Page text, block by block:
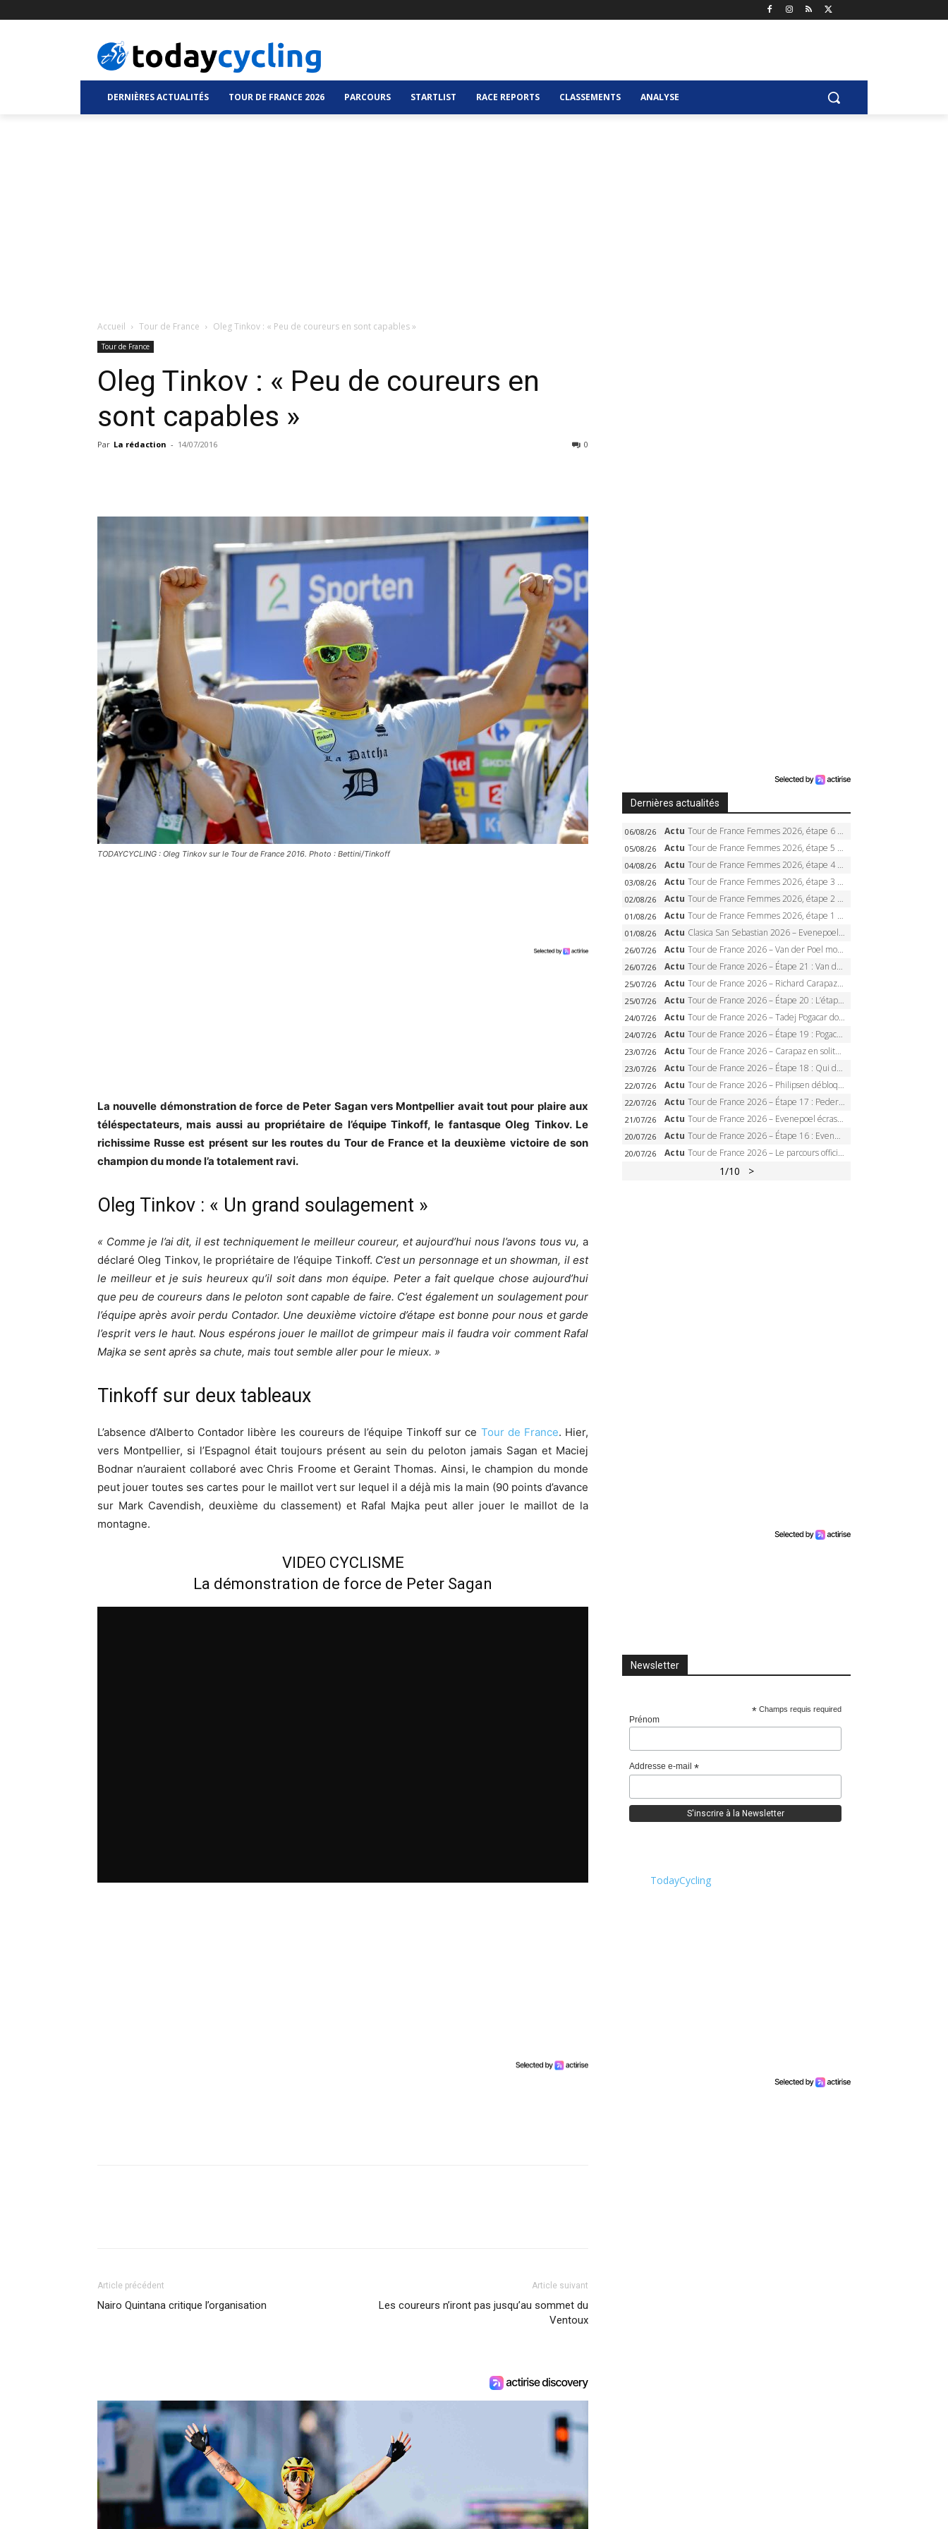
DERNIÈRES ACTUALITÉS TOUR DE FRANCE 2026 PARCOURS STARTLIST RACE REPORTS CLASSEMENTS ANALYSE
Accueil Tour de France Oleg Tinkov : « Peu de coureurs en sont capables »
Tour de France
Oleg Tinkov : « Peu de coureurs en
sont capables »
Par La rédaction - 14/07/2016 0
TODAYCYCLING : Oleg Tinkov sur le Tour de France 2016. Photo : Bettini/Tinkoff
La nouvelle démonstration de force de Peter Sagan vers Montpellier avait tout pour plaire aux
téléspectateurs, mais aussi au propriétaire de l’équipe Tinkoff, le fantasque Oleg Tinkov. Le
richissime Russe est présent sur les routes du Tour de France et la deuxième victoire de son
champion du monde l’a totalement ravi.
Oleg Tinkov : « Un grand soulagement »
« Comme je l’ai dit, il est techniquement le meilleur coureur, et aujourd’hui nous l’avons tous vu, a
déclaré Oleg Tinkov, le propriétaire de l’équipe Tinkoff. C’est un personnage et un showman, il est
le meilleur et je suis heureux qu’il soit dans mon équipe. Peter a fait quelque chose aujourd’hui
que peu de coureurs dans le peloton sont capable de faire. C’est également un soulagement pour
l’équipe après avoir perdu Contador. Une deuxième victoire d’étape est bonne pour nous et garde
l’esprit vers le haut. Nous espérons jouer le maillot de grimpeur mais il faudra voir comment Rafal
Majka se sent après sa chute, mais tout semble aller pour le mieux. »
Tinkoff sur deux tableaux
L’absence d’Alberto Contador libère les coureurs de l’équipe Tinkoff sur ce Tour de France. Hier,
vers Montpellier, si l’Espagnol était toujours présent au sein du peloton jamais Sagan et Maciej
Bodnar n’auraient collaboré avec Chris Froome et Geraint Thomas. Ainsi, le champion du monde
peut jouer toutes ses cartes pour le maillot vert sur lequel il a déjà mis la main (90 points d’avance
sur Mark Cavendish, deuxième du classement) et Rafal Majka peut aller jouer le maillot de la
montagne.
VIDEO CYCLISME
La démonstration de force de Peter Sagan
Article précédent
Nairo Quintana critique l’organisation
Article suivant
Les coureurs n’iront pas jusqu’au sommet du
Ventoux
Dernières actualités
06/08/26 Actu Tour de France Femmes 2026, étape 6 – Kim Le Court-Pienaar gagne à Tournon, Reusser en jaune
05/08/26 Actu Tour de France Femmes 2026, étape 5 – Demi Vollering gagne à Belleville, Reusser en jaune, Ferrand-Prévot coule
04/08/26 Actu Tour de France Femmes 2026, étape 4 – Marlen Reusser écrase le chrono, Ferrand-Prévot en crise
03/08/26 Actu Tour de France Femmes 2026, étape 3 – Sigrid Haugset en solitaire, 88 km d’échappée, maillot jaune
02/08/26 Actu Tour de France Femmes 2026, étape 2 – Lorena Wiebes doublé à Genève, Markus héroïque, 7e record
01/08/26 Actu Tour de France Femmes 2026, étape 1 – Lorena Wiebes intouchable à Lausanne, premier maillot jaune
01/08/26 Actu Clasica San Sebastian 2026 – Evenepoel recordman, 4e victoire, Carapaz battu au sprint
26/07/26 Actu Tour de France 2026 – Van der Poel monumental à Paris, Pogacar égale le record des cinq sacres
26/07/26 Actu Tour de France 2026 – Étape 21 : Van der Poel, Pogacar, qui succédera à Wout van Aert sur les Champs-Elysées ?
25/07/26 Actu Tour de France 2026 – Richard Carapaz roi des Alpes, doublé et maillot à pois, Seixas perd le podium
25/07/26 Actu Tour de France 2026 – Étape 20 : L’étape reine, Galibier, Sarenne, Alpe d’Huez, qui succédera à Pogacar ?
24/07/26 Actu Tour de France 2026 – Tadej Pogacar dompte l’Alpe d’Huez, 5e victoire, record de Pantani pulvérisé
24/07/26 Actu Tour de France 2026 – Étape 19 : Pogacar peut-il enfin dompter l’Alpe d’Huez ?
23/07/26 Actu Tour de France 2026 – Carapaz en solitaire à Orcières-Merlette, Paret-Peintre à un point du maillot à pois
23/07/26 Actu Tour de France 2026 – Étape 18 : Qui domptera Orcières-Merlette, première marche vers l’Alpe d’Huez ?
22/07/26 Actu Tour de France 2026 – Philipsen débloque son compteur à Voiron, Pedersen en danger pour le maillot vert
22/07/26 Actu Tour de France 2026 – Étape 17 : Pedersen peut-il verrouiller le maillot vert à Voiron ?
21/07/26 Actu Tour de France 2026 – Evenepoel écrase le chrono d’Évian, Seixas 4e, Lipowitz abandonne
20/07/26 Actu Tour de France 2026 – Étape 16 : Evenepoel, Pogacar, Ganna… qui domptera le chrono d’Évian pour redessiner le podium ?
20/07/26 Actu Tour de France 2026 – Le parcours officiel complet : 21 étapes, profils, carte et dates
1/10 >
Newsletter
* Champs requis required
Prénom
Addresse e-mail *
TodayCycling